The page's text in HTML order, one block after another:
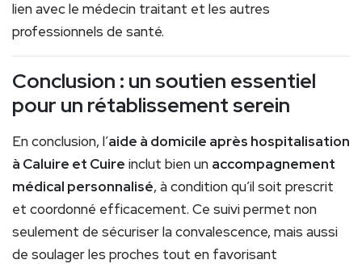
lien avec le médecin traitant et les autres
professionnels de santé.
Conclusion : un soutien essentiel
pour un rétablissement serein
En conclusion, l’aide à domicile après hospitalisation
à Caluire et Cuire inclut bien un accompagnement
médical personnalisé, à condition qu’il soit prescrit
et coordonné efficacement. Ce suivi permet non
seulement de sécuriser la convalescence, mais aussi
de soulager les proches tout en favorisant